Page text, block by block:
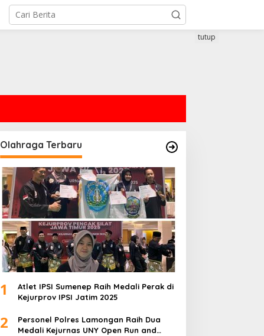
tutup
Olahraga Terbaru
1
Atlet IPSI Sumenep Raih Medali Perak di
Kejurprov IPSI Jatim 2025
2
Personel Polres Lamongan Raih Dua
Medali Kejurnas UNY Open Run and